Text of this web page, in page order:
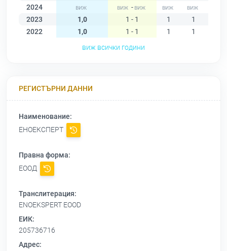
2024
-
2023
1,0 1 - 1 1 1
2022
1,0 1 - 1 1 1
виж всички години
РЕГИСТЪРНИ ДАННИ
Наименование:
ЕНОЕКСПЕРТ
Правна форма:
ЕООД
Транслитерация:
ENOEKSPERT EOOD
ЕИК:
205736716
Адрес: